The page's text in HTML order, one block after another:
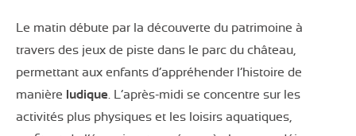
Le matin débute par la découverte du patrimoine à
travers des jeux de piste dans le parc du château,
permettant aux enfants d’appréhender l’histoire de
manière ludique . L’après-midi se concentre sur les
activités plus physiques et les loisirs aquatiques,